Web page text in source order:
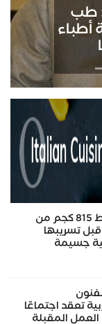
طب
أطباء
محافظ كفر الشيخ.. ضبط 815 كجم من
قبل تسريبها
جسيمة
تعقد اجتماعًا
المقبلة